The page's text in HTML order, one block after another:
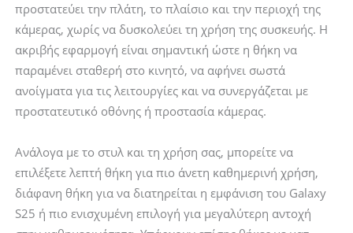
προστατεύει την πλάτη, το πλαίσιο και την περιοχή της
κάμερας, χωρίς να δυσκολεύει τη χρήση της συσκευής. Η
ακριβής εφαρμογή είναι σημαντική ώστε η θήκη να
παραμένει σταθερή στο κινητό, να αφήνει σωστά
ανοίγματα για τις λειτουργίες και να συνεργάζεται με
προστατευτικό οθόνης ή προστασία κάμερας.
Ανάλογα με το στυλ και τη χρήση σας, μπορείτε να
επιλέξετε λεπτή θήκη για πιο άνετη καθημερινή χρήση,
διάφανη θήκη για να διατηρείται η εμφάνιση του Galaxy
S25 ή πιο ενισχυμένη επιλογή για μεγαλύτερη αντοχή